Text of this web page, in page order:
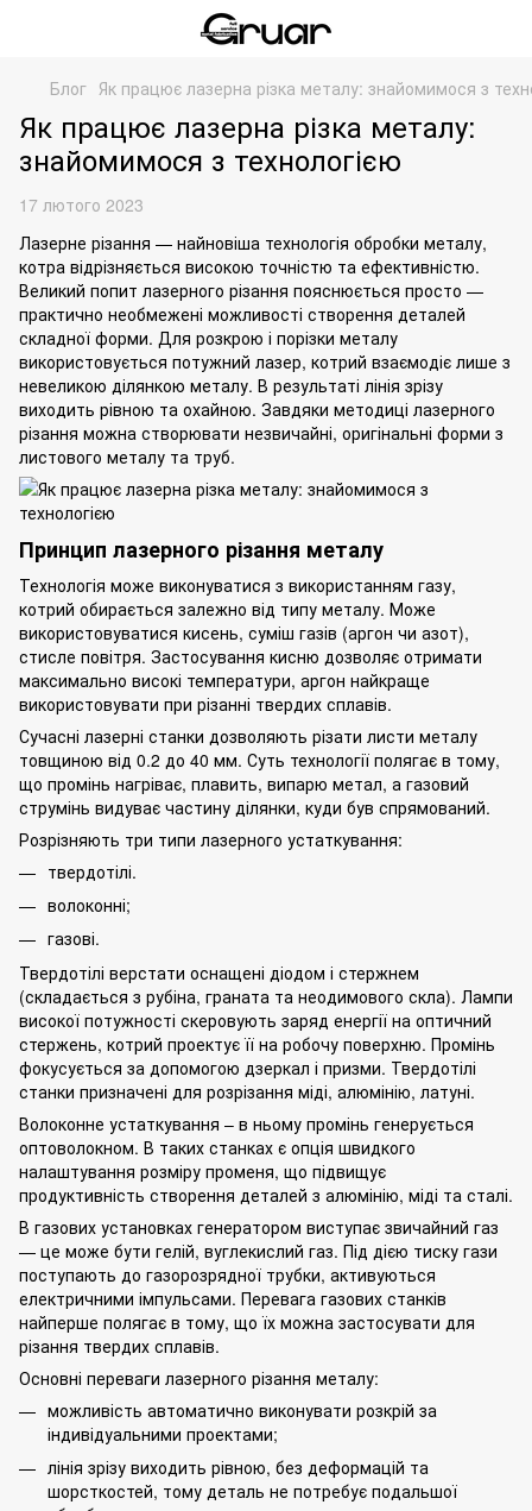
Блог Як працює лазерна різка металу: знайомимося з
Як працює лазерна різка металу:
знайомимося з технологією
17 лютого 2023
Лазерне різання — найновіша технологія обробки металу,
котра відрізняється високою точністю та ефективністю.
Великий попит лазерного різання пояснюється просто —
практично необмежені можливості створення деталей
складної форми. Для розкрою і порізки металу
використовується потужний лазер, котрий взаємодіє лише з
невеликою ділянкою металу. В результаті лінія зрізу
виходить рівною та охайною. Завдяки методиці лазерного
різання можна створювати незвичайні, оригінальні форми з
листового металу та труб.
Принцип лазерного різання металу
Технологія може виконуватися з використанням газу,
котрий обирається залежно від типу металу. Може
використовуватися кисень, суміш газів (аргон чи азот),
стисле повітря. Застосування кисню дозволяє отримати
максимально високі температури, аргон найкраще
використовувати при різанні твердих сплавів.
Сучасні лазерні станки дозволяють різати листи металу
товщиною від 0.2 до 40 мм. Суть технології полягає в тому,
що промінь нагріває, плавить, випарю метал, а газовий
струмінь видуває частину ділянки, куди був спрямований.
Розрізняють три типи лазерного устаткування:
твердотілі.
волоконні;
газові.
Твердотілі верстати оснащені діодом і стержнем
(складається з рубіна, граната та неодимового скла). Лампи
високої потужності скеровують заряд енергії на оптичний
стержень, котрий проектує її на робочу поверхню. Промінь
фокусується за допомогою дзеркал і призми. Твердотілі
станки призначені для розрізання міді, алюмінію, латуні.
Волоконне устаткування – в ньому промінь генерується
оптоволокном. В таких станках є опція швидкого
налаштування розміру променя, що підвищує
продуктивність створення деталей з алюмінію, міді та сталі.
В газових установках генератором виступає звичайний газ
— це може бути гелій, вуглекислий газ. Під дією тиску гази
поступають до газорозрядної трубки, активуються
електричними імпульсами. Перевага газових станків
найперше полягає в тому, що їх можна застосувати для
різання твердих сплавів.
Основні переваги лазерного різання металу:
можливість автоматично виконувати розкрій за
індивідуальними проектами;
лінія зрізу виходить рівною, без деформацій та
шорсткостей, тому деталь не потребує подальшої